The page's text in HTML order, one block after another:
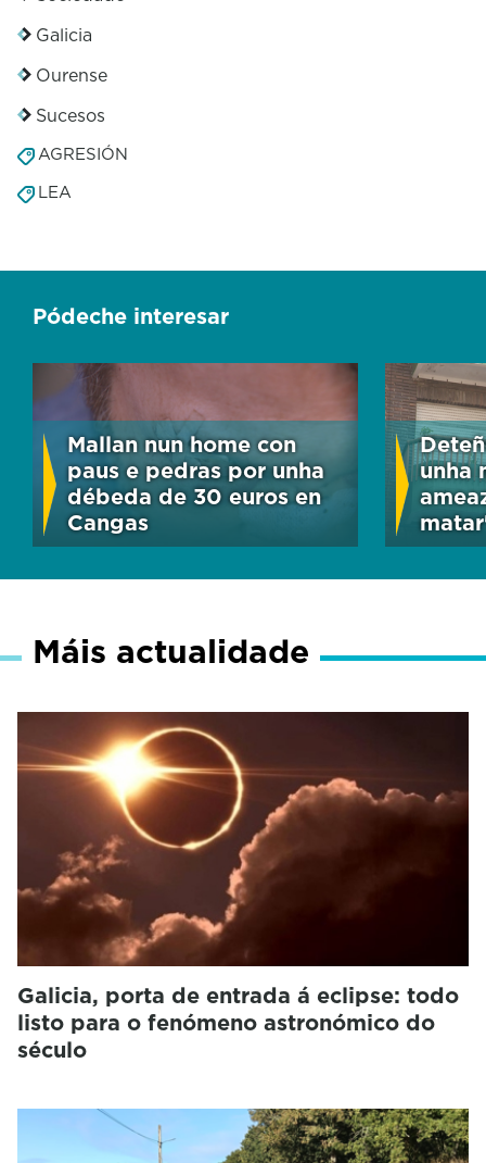
Galicia
Ourense
Sucesos
AGRESIÓN
LEA
Pódeche interesar
Mallan nun home con
paus e pedras por unha
débeda de 30 euros en
Cangas
unha
Máis actualidade
Galicia, porta de entrada á eclipse: todo
listo para o fenómeno astronómico do
século